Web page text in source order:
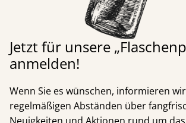
Jetzt für unsere
anmelden!
Wenn Sie es wünschen, informieren
regelmäßigen Abständen über